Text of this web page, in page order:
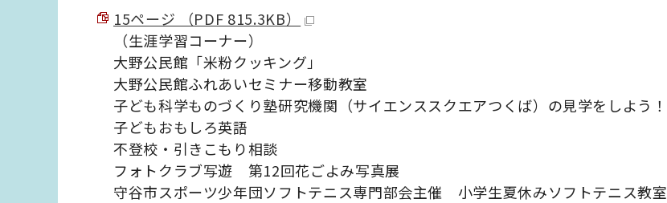
15ページ （PDF 815.3KB）
（生涯学習コーナー）
大野公民館「米粉クッキング」
大野公民館ふれあいセミナー移動教室
子ども科学ものづくり塾研究機関（サイエンススクエアつくば）の見学をしよう！
子どもおもしろ英語
不登校・引きこもり相談
フォトクラブ写遊 第12回花ごよみ写真展
守谷市スポーツ少年団ソフトテニス専門部会主催 小学生夏休みソフトテニス教室